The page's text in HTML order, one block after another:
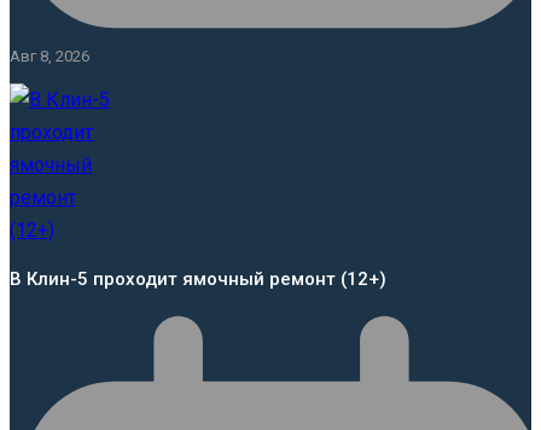
Авг 8, 2026
В Клин-5 проходит ямочный ремонт (12+)